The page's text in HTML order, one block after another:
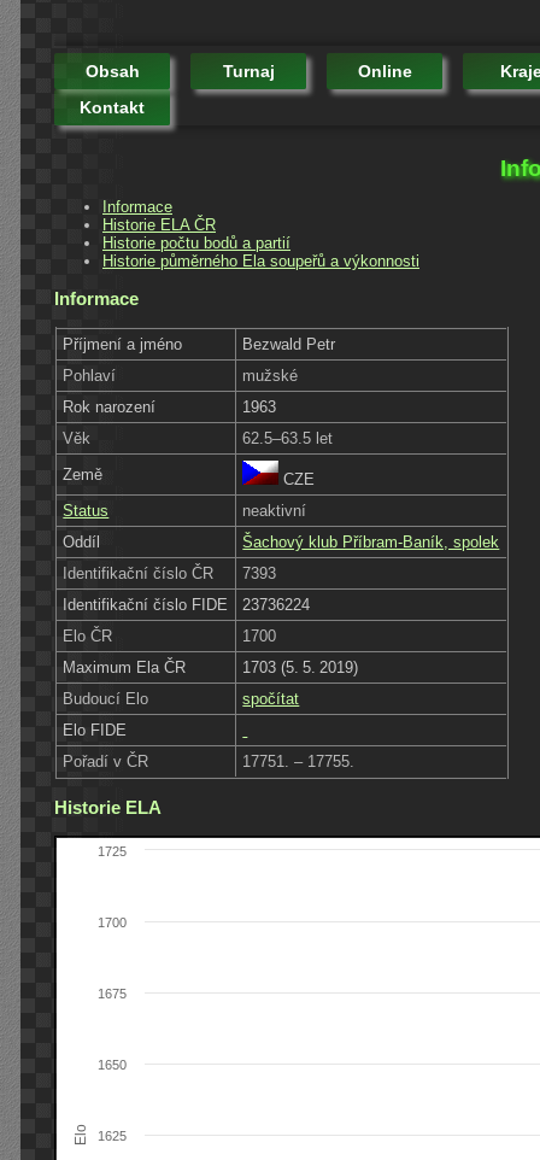
Obsah Turnaj Online
Kontakt
Informace
Historie ELA ČR
Historie počtu bodů a partií
Historie půměrného Ela soupeřů a výkonnosti
Informace
Příjmení a jméno
Bezwald Petr
Pohlaví
mužské
Rok narození
1963
Věk
62.5–63.5 let
Země
CZE
Status
neaktivní
Oddíl
Šachový klub Příbram-Baník, spolek
Identifikační číslo ČR
7393
Identifikační číslo FIDE
23736224
Elo ČR
1700
Maximum Ela ČR
1703 (5. 5. 2019)
Budoucí Elo
spočítat
Elo FIDE
Pořadí v ČR
17751. – 17755.
Historie ELA
Elo 1625
1650
1675
1700
1725